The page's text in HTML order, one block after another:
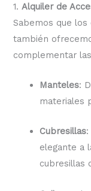
1.Alquiler de
Sabemos que
también
complementar
Manteles:
materiales
Cubresillas
elegante a
cubresillas